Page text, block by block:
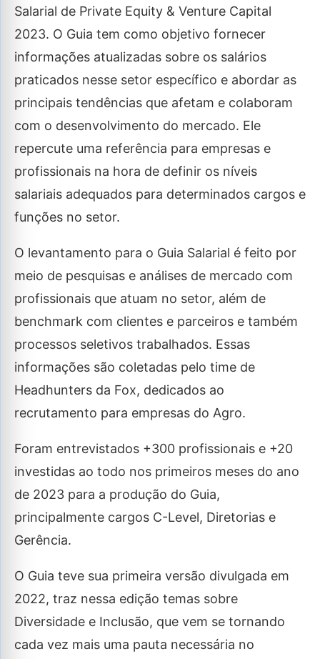
Salarial de Private Equity & Venture Capital
2023. O Guia tem como objetivo fornecer
informações atualizadas sobre os salários
praticados nesse setor específico e abordar as
principais tendências que afetam e colaboram
com o desenvolvimento do mercado. Ele
repercute uma referência para empresas e
profissionais na hora de definir os níveis
salariais adequados para determinados cargos e
funções no setor.
O levantamento para o Guia Salarial é feito por
meio de pesquisas e análises de mercado com
profissionais que atuam no setor, além de
benchmark com clientes e parceiros e também
processos seletivos trabalhados. Essas
informações são coletadas pelo time de
Headhunters da Fox, dedicados ao
recrutamento para empresas do Agro.
Foram entrevistados +300 profissionais e +20
investidas ao todo nos primeiros meses do ano
de 2023 para a produção do Guia,
principalmente cargos C-Level, Diretorias e
Gerência.
O Guia teve sua primeira versão divulgada em
2022, traz nessa edição temas sobre
Diversidade e Inclusão, que vem se tornando
cada vez mais uma pauta necessária no